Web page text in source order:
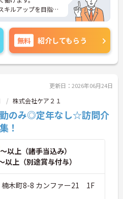
キルアップを目指せ
イントなど、さらに
軽にご相談くださ
無料 紹介してもらう
更新日：2026年06月24日
株式会社ケア２１
勤のみ◎定年なし☆訪問介
！
～以上（諸手当込み）
以上（別途賞与付与）
楠木町8-8 カンファー21 1F